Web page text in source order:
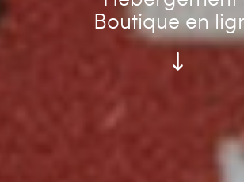
Boutique en